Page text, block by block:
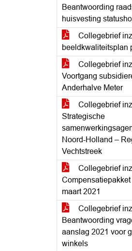
Beantwoording
huisvesting
Collegebrief
beeldkwaliteitsplan
Collegebrief
Voortgang
Anderhalve Meter
Collegebrief
Strategische
Noord-Holland –
Vechtstreek
Collegebrief
maart 2021
Collegebrief
Beantwoording
aanslag 2021 voor
winkels